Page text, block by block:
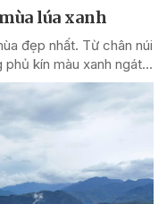
lúa xanh
đẹp nhất. Từ chân núi
kín màu xanh ngát...